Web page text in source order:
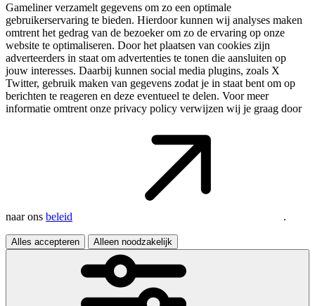
Gameliner verzamelt gegevens om zo een optimale
gebruikerservaring te bieden. Hierdoor kunnen wij analyses maken
omtrent het gedrag van de bezoeker om zo de ervaring op onze
website te optimaliseren. Door het plaatsen van cookies zijn
adverteerders in staat om advertenties te tonen die aansluiten op
jouw interesses. Daarbij kunnen social media plugins, zoals X
Twitter, gebruik maken van gegevens zodat je in staat bent om op
berichten te reageren en deze eventueel te delen. Voor meer
informatie omtrent onze privacy policy verwijzen wij je graag door
naar ons beleid .
Alles accepteren Alleen noodzakelijk